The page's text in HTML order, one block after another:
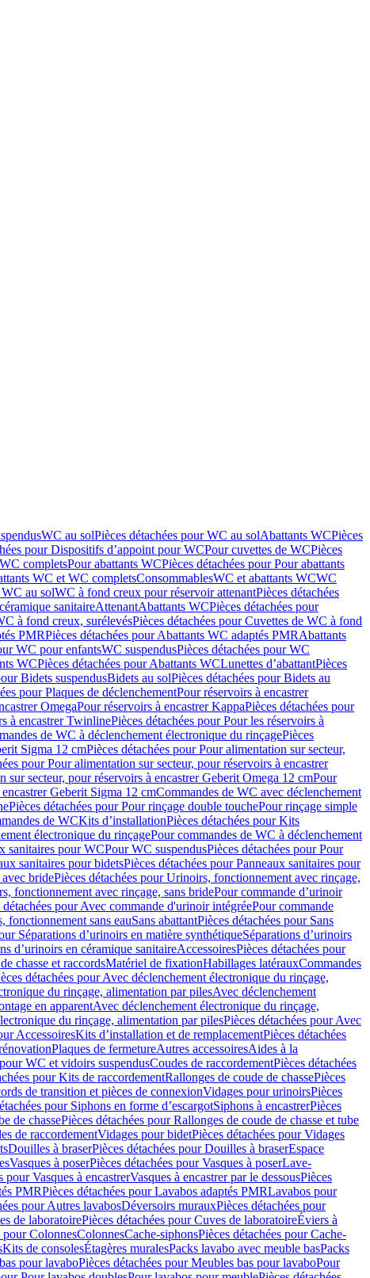
WC au solPièces détachées pour WC au solAbattants WCPièces
pour Dispositifs d’appoint pour WCPour cuvettes de WCPièces
completsPour abattants WCPièces détachées pour Pour abattants
WC et WC completsConsommablesWC et abattants WCWC
WC au solWC à fond creux pour réservoir attenantPièces détachées
sanitaireAttenantAbattants WCPièces détachées pour
à fond creux, surélevésPièces détachées pour Cuvettes de WC à fond
PMRPièces détachées pour Abattants WC adaptés PMRAbattants
WC pour enfantsWC suspendusPièces détachées pour WC
WCPièces détachées pour Abattants WCLunettes d’abattantPièces
Bidets suspendusBidets au solPièces détachées pour Bidets au
pour Plaques de déclenchementPour réservoirs à encastrer
OmegaPour réservoirs à encastrer KappaPièces détachées pour
à encastrer TwinlinePièces détachées pour Pour les réservoirs à
de WC à déclenchement électronique du rinçagePièces
Sigma 12 cmPièces détachées pour Pour alimentation sur secteur,
pour Pour alimentation sur secteur, pour réservoirs à encastrer
sur secteur, pour réservoirs à encastrer Geberit Omega 12 cmPour
Geberit Sigma 12 cmCommandes de WC avec déclenchement
Pièces détachées pour Pour rinçage double touchePour rinçage simple
de WCKits d’installationPièces détachées pour Kits
électronique du rinçagePour commandes de WC à déclenchement
sanitaires pour WCPour WC suspendusPièces détachées pour Pour
sanitaires pour bidetsPièces détachées pour Panneaux sanitaires pour
bridePièces détachées pour Urinoirs, fonctionnement avec rinçage,
fonctionnement avec rinçage, sans bridePour commande d’urinoir
détachées pour Avec commande d'urinoir intégréePour commande
fonctionnement sans eauSans abattantPièces détachées pour Sans
Séparations d’urinoirs en matière synthétiqueSéparations d’urinoirs
d’urinoirs en céramique sanitaireAccessoiresPièces détachées pour
chasse et raccordsMatériel de fixationHabillages latérauxCommandes
détachées pour Avec déclenchement électronique du rinçage,
du rinçage, alimentation par pilesAvec déclenchement
en apparentAvec déclenchement électronique du rinçage,
du rinçage, alimentation par pilesPièces détachées pour Avec
AccessoiresKits d’installation et de remplacementPièces détachées
Plaques de fermetureAutres accessoiresAides à la
WC et vidoirs suspendusCoudes de raccordementPièces détachées
pour Kits de raccordementRallonges de coude de chassePièces
de transition et pièces de connexionVidages pour urinoirsPièces
pour Siphons en forme d’escargotSiphons à encastrerPièces
de chassePièces détachées pour Rallonges de coude de chasse et tube
de raccordementVidages pour bidetPièces détachées pour Vidages
Douilles à braserPièces détachées pour Douilles à braserEspace
Vasques à poserPièces détachées pour Vasques à poserLave-
pour Vasques à encastrerVasques à encastrer par le dessousPièces
PMRPièces détachées pour Lavabos adaptés PMRLavabos pour
pour Autres lavabosDéversoirs murauxPièces détachées pour
de laboratoirePièces détachées pour Cuves de laboratoireÉviers à
pour ColonnesColonnesCache-siphonsPièces détachées pour Cache-
Kits de consolesÉtagères muralesPacks lavabo avec meuble basPacks
pour lavaboPièces détachées pour Meubles bas pour lavaboPour